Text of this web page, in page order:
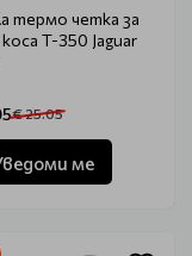
термо четка за
T-350 Jaguar
€ 25.05
ме